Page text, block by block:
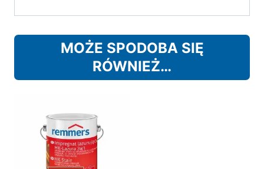
MOŻE SPODOBA SIĘ
RÓWNIEŻ…